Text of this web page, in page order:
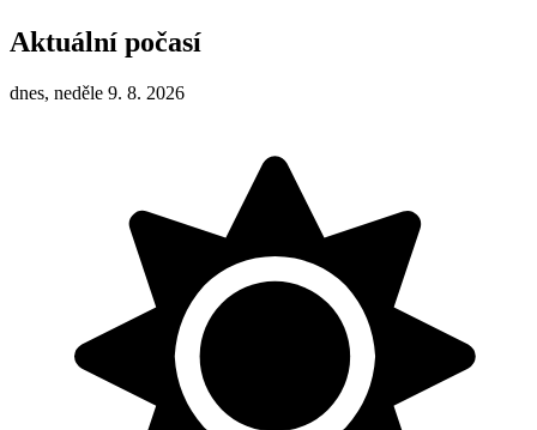
Aktuální počasí
dnes, neděle 9. 8. 2026